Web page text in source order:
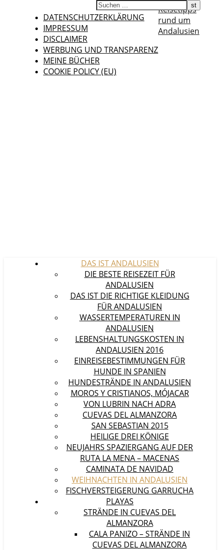
DATENSCHUTZERKLÄRUNG
IMPRESSUM
DISCLAIMER
WERBUNG UND TRANSPARENZ
MEINE BÜCHER
COOKIE POLICY (EU)
Reisetipps
rund um
Andalusien
DAS IST ANDALUSIEN
DIE BESTE REISEZEIT FÜR
ANDALUSIEN
DAS IST DIE RICHTIGE KLEIDUNG
FÜR ANDALUSIEN
WASSERTEMPERATUREN IN
ANDALUSIEN
LEBENSHALTUNGSKOSTEN IN
ANDALUSIEN 2016
EINREISEBESTIMMUNGEN FÜR
HUNDE IN SPANIEN
HUNDESTRÄNDE IN ANDALUSIEN
MOROS Y CRISTIANOS, MÓJACAR
VON LUBRIN NACH ADRA
CUEVAS DEL ALMANZORA
SAN SEBASTIAN 2015
HEILIGE DREI KÖNIGE
NEUJAHRS SPAZIERGANG AUF DER
RUTA LA MENA – MACENAS
CAMINATA DE NAVIDAD
WEIHNACHTEN IN ANDALUSIEN
FISCHVERSTEIGERUNG GARRUCHA
PLAYAS
STRÄNDE IN CUEVAS DEL
ALMANZORA
CALA PANIZO – STRÄNDE IN
CUEVAS DEL ALMANZORA